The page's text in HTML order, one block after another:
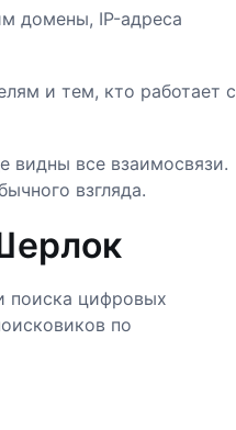
домены, IP-адреса
и тем, кто работает с
видны все взаимосвязи.
взгляда.
поиска цифровых
по